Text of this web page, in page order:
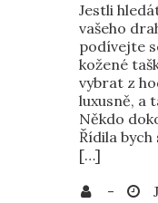
Jestli
vašeho
podívejte
kožené
vybrat z
luxusně, a
Někdo
Řídila
[…]